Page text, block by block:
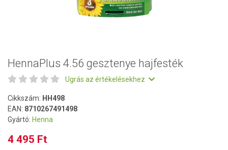
HennaPlus 4.56 gesztenye hajfesték
Ugrás az értékelésekhez
Cikkszám: HH498
EAN: 8710267491498
Gyártó: Henna
4 495 Ft